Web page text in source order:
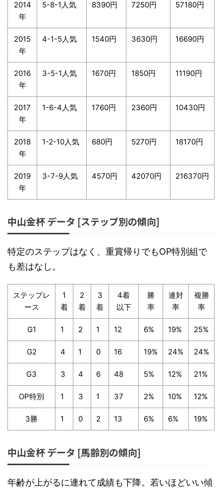
2014
年
5-8-1人気 8390円 7250円 57180円
2015
年
4-1-5人気 1540円 3630円 16690円
2016
年
3-5-1人気 1670円 1850円 11190円
2017
年
1-6-4人気 1760円 2360円 10430円
2018
年
1-2-10人気 680円 5270円 18170円
2019
年
3-7-9人気 4570円 42070円 216370円
中山金杯 データ [ステップ別の傾向]
特定のステップはなく、重賞帰りでもOP特別組で
も差はなし。
ステップレ
ース
1
着
2
着
3
着
4着
以下
勝
率
連対
率
複勝
率
G1 1 2 1 12 6% 19% 25%
G2 4 1 0 16 19% 24% 24%
G3 3 4 6 48 5% 12% 21%
OP特別 1 3 1 37 2% 10% 12%
3勝 1 0 2 13 6% 6% 19%
中山金杯 データ [馬齢別の傾向]
年齢が上がるに連れて成績も下降。若いほどいい傾